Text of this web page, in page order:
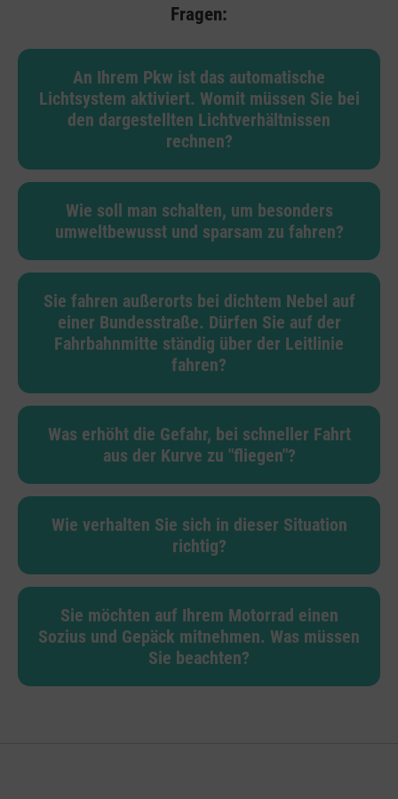
Fragen:
An Ihrem Pkw ist das automatische
Lichtsystem aktiviert. Womit müssen Sie bei
den dargestellten Lichtverhältnissen
rechnen?
Wie soll man schalten, um besonders
umweltbewusst und sparsam zu fahren?
Sie fahren außerorts bei dichtem Nebel auf
einer Bundesstraße. Dürfen Sie auf der
Fahrbahnmitte ständig über der Leitlinie
fahren?
Was erhöht die Gefahr, bei schneller Fahrt
aus der Kurve zu "fliegen"?
Wie verhalten Sie sich in dieser Situation
richtig?
Sie möchten auf Ihrem Motorrad einen
Sozius und Gepäck mitnehmen. Was müssen
Sie beachten?